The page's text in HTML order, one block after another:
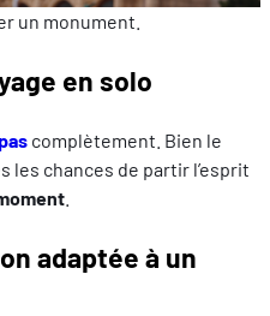
un monument.
en solo
complètement. Bien le
les chances de partir l’esprit
adaptée à un